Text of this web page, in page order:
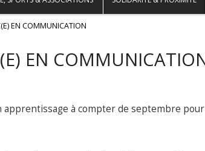
EN COMMUNICATION
EN
à compter de septembre